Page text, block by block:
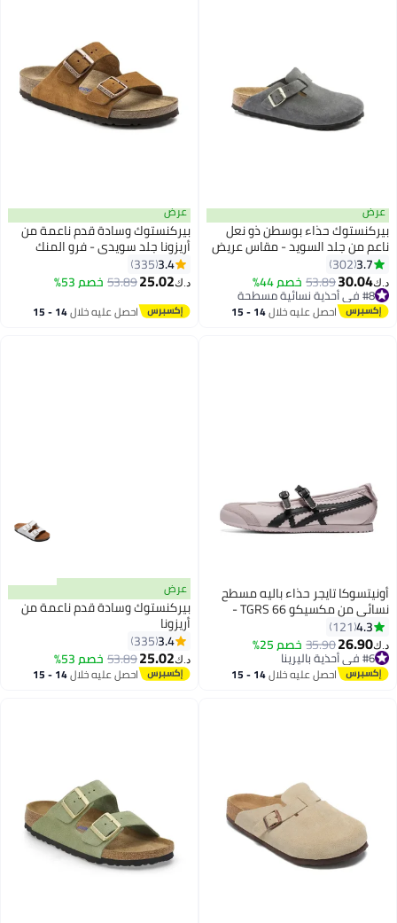
الأقدام العريضة في العمل وخلال
عطلات نهاية الأسبوع، مولس زغبي
18
عرض
بيركنستوك حذاء بوسطن ذو نعل
ناعم من جلد السويد - مقاس عريض
(المقاس كبير؛ يوصى بطلب مقاس
أصغر بمقدار مقاس واحد)
3.7
302
د.ك‏30.04
53.89خصم 44%
#8 في أحذية نسائية مسطحة
#8 في أحذية نسائية مسطحة احصل عليه خلال 14 - 15
16
عرض
بيركنستوك وسادة قدم ناعمة من
أريزونا جلد سويدي - فرو المنك
3.4
335
د.ك‏25.02
53.89خصم 53%
احصل عليه خلال 14 - 15
13
أونيتسوكا تايجر حذاء باليه مسطح
نسائي من مكسيكو 66 TGRS -
وردي | حذاء كاجوال مريح وأنيق
4.3
121
د.ك‏26.90
35.90خصم 25%
#6 في أحذية باليرينا
#6 في أحذية باليرينا احصل عليه خلال 14 - 15
16
عرض
بيركنستوك وسادة قدم ناعمة من
أريزونا
3.4
335
د.ك‏25.02
53.89خصم 53%
احصل عليه خلال 14 - 15